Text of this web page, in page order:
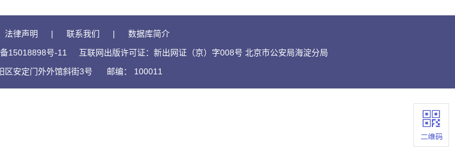
法律声明 | 联系我们 |
数据库简介
15018898号-11
互联网出版许可证：新出网证（京）字008号 北京市公安局海淀分局
区安定门外外馆斜街3号
邮编： 100011